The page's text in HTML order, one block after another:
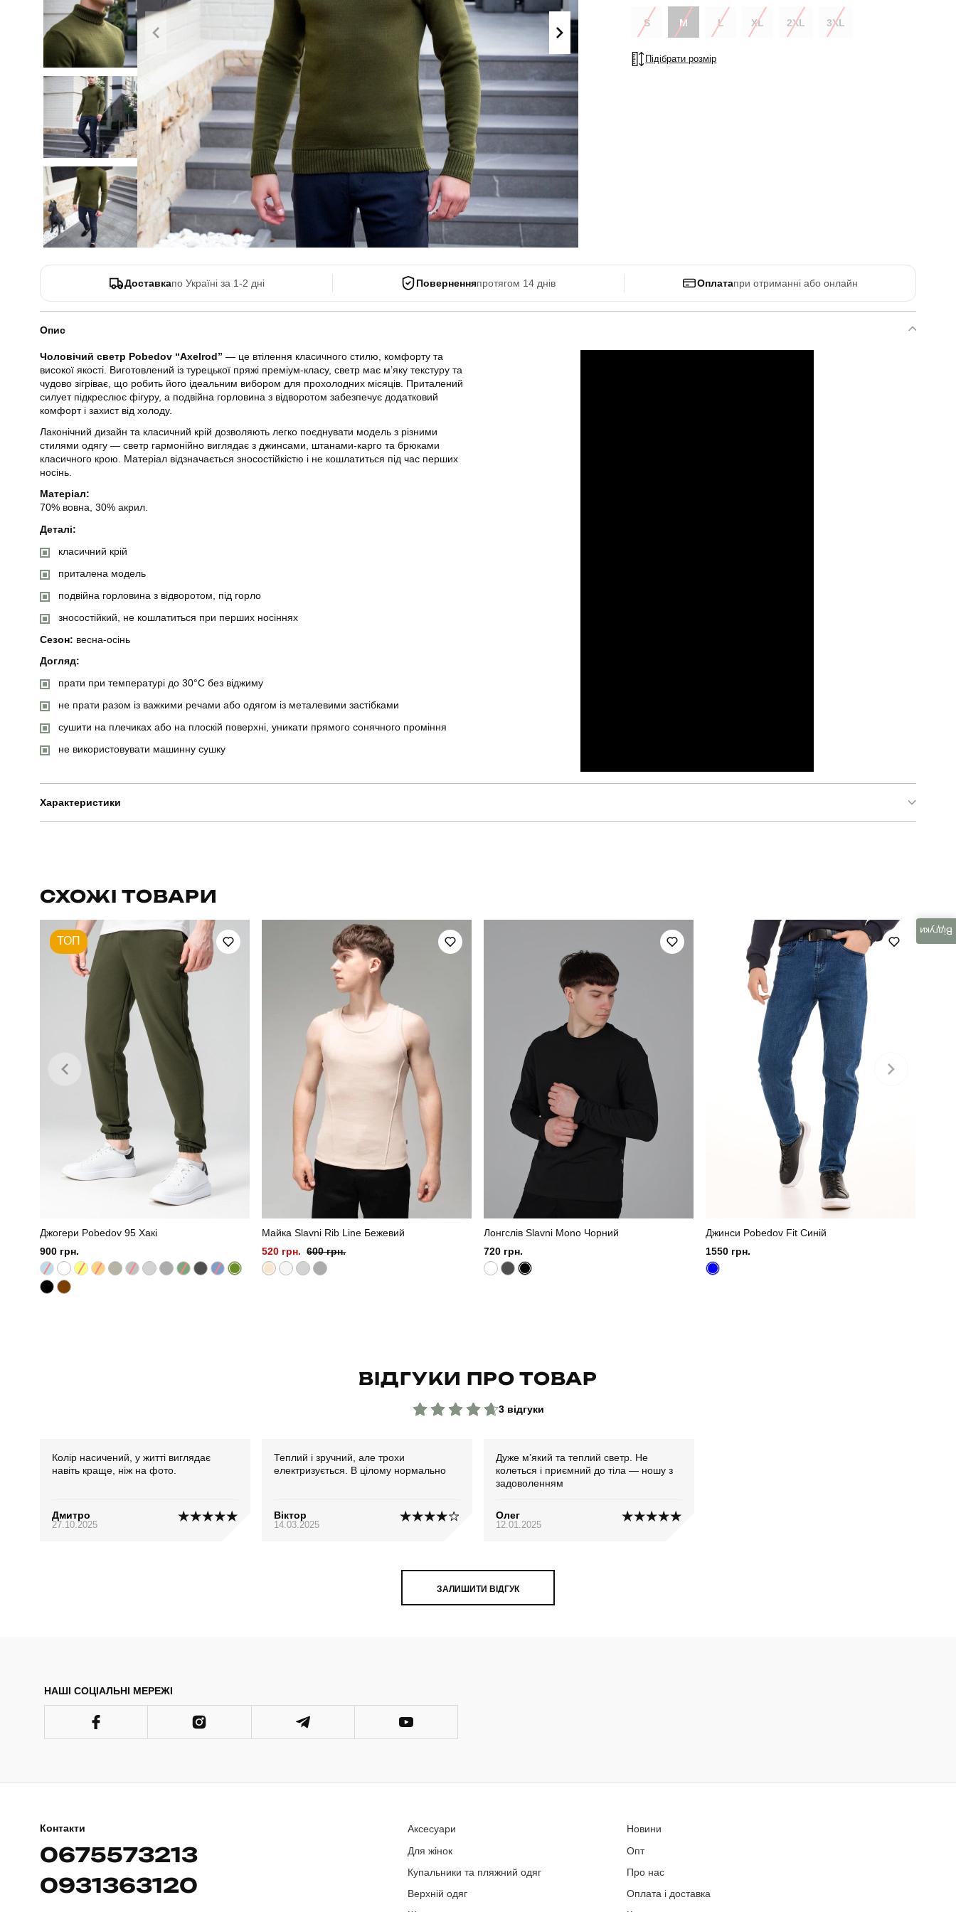
Літні комплекти Поло
Сорочки
Футболки
Майки
ХУДІ, СВІТШОТИ, СВЕТРИ
Светри
Світшоти
Худі
Боді
S M L XL 2XL 3XL
Підібрати розмір
Доставкапо Україні за 1-2 дні Поверненняпротягом 14 днів Оплатапри отриманні або онлайн
Опис
Чоловічий светр Pobedov “Axelrod” — це втілення класичного стилю, комфорту та
високої якості. Виготовлений із турецької пряжі преміум-класу, светр має м’яку текстуру та
чудово зігріває, що робить його ідеальним вибором для прохолодних місяців. Приталений
силует підкреслює фігуру, а подвійна горловина з відворотом забезпечує додатковий
комфорт і захист від холоду.
Лаконічний дизайн та класичний крій дозволяють легко поєднувати модель з різними
стилями одягу — светр гармонійно виглядає з джинсами, штанами-карго та брюками
класичного крою. Матеріал відзначається зносостійкістю і не кошлатиться під час перших
носінь.
Матеріал:
70% вовна, 30% акрил.
Деталі:
класичний крій
приталена модель
подвійна горловина з відворотом, під горло
зносостійкий, не кошлатиться при перших носіннях
Сезон: весна-осінь
Догляд:
прати при температурі до 30°C без віджиму
не прати разом із важкими речами або одягом із металевими застібками
сушити на плечиках або на плоскій поверхні, уникати прямого сонячного проміння
не використовувати машинну сушку
Характеристики
Призначення
Стиль повсякденний весна
Склад тканини 70% вовна, 30% акрил
СХОЖІ ТОВАРИ
ТОП
Джогери Pobedov 95 Хакі
900 грн.
Майка Slavni Rib Line Бежевий
520 грн. 600 грн.
Лонгслів Slavni Mono Чорний
720 грн.
Джинси Pobedov Fit Синій
1550 грн.
ВІДГУКИ ПРО ТОВАР
Відгуки
3 відгуки
Колір насичений, у житті виглядає
навіть краще, ніж на фото.
Дмитро
27.10.2025
Теплий і зручний, але трохи
електризується. В цілому нормально
Віктор
14.03.2025
Дуже м’який та теплий светр. Не
колеться і приємний до тіла — ношу з
задоволенням
Олег
12.01.2025
ЗАЛИШИТИ ВІДГУК
НАШІ СОЦІАЛЬНІ МЕРЕЖІ
Контакти
0675573213
0931363120
Аксесуари
Для жінок
Купальники та пляжний одяг
Верхній одяг
Новини
Опт
Про нас
Оплата і доставка